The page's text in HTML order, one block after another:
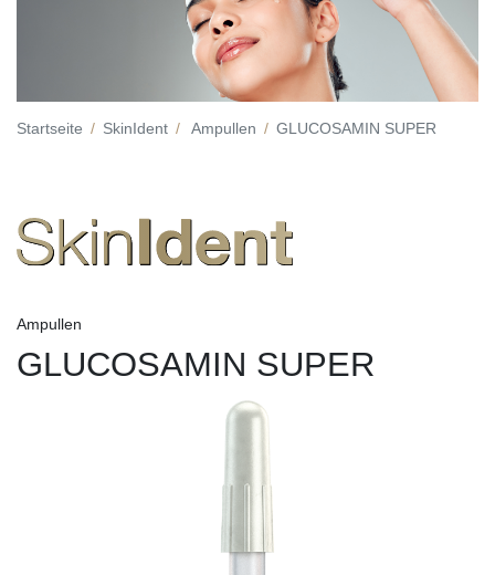
Startseite SkinIdent Ampullen GLUCOSAMIN SUPER
Ampullen
GLUCOSAMIN SUPER